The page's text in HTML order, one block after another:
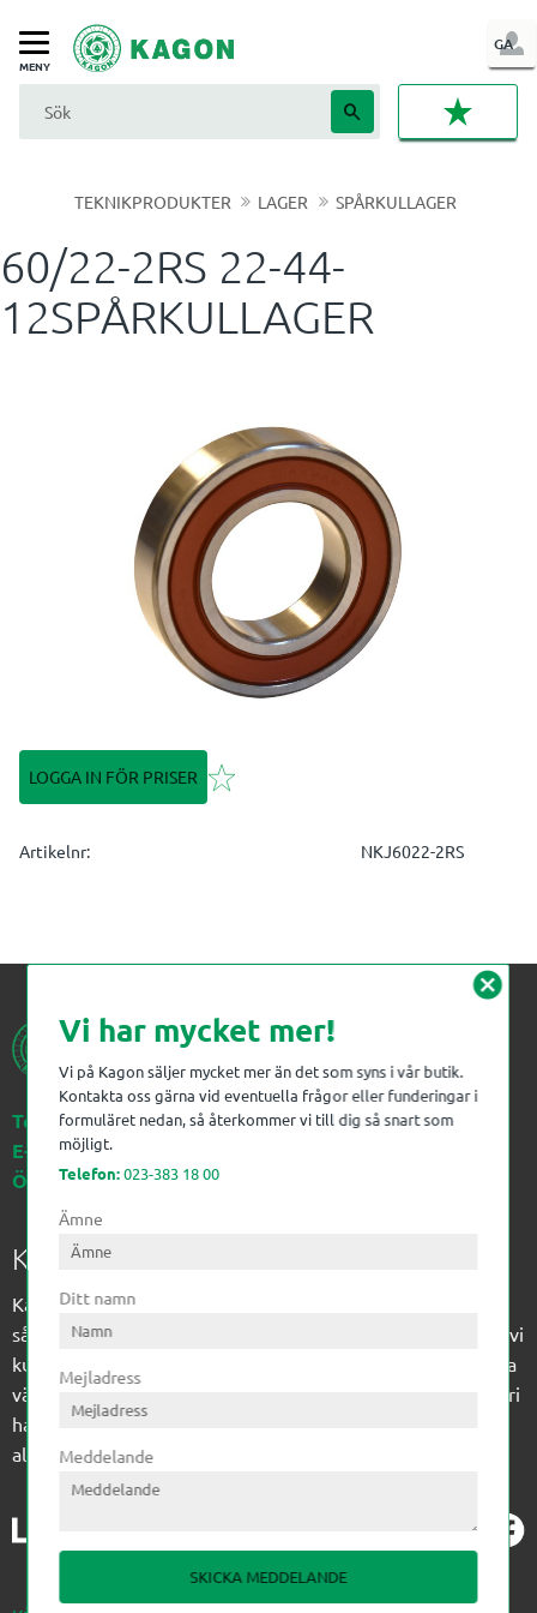
Meny
GA
IN
TEKNIKPRODUKTER LAGER SPÅRKULLAGER
60/22-2RS 22-44-
12SPÅRKULLAGER
LOGGA IN FÖR PRISER Lägg till i favoriter
Artikelnr NKJ6022-2RS
Telefon:023-383 18 00
E-post:kagon@kagon.se
Öppettider:Måndag-Fredag, 07-16
Kagon AB
Kagon har sedan 1972 levererat kompetens till
sågverksindustrin och övrig industri. Till träindustrin tillför vi
kunskap med optimeringslösningar från timmerplanen hela
vägen fram till paketering/emballering och till övrig industri
har vi ett komplement sortiment av teknikprodukter med
allt ifrån slangtillverkning till transmission och lager.
cancel
Vi har mycket mer!
Vi på Kagon säljer mycket mer än det som syns i vår butik.
Kontakta oss gärna vid eventuella frågor eller funderingar i
formuläret nedan, så återkommer vi till dig så snart som
möjligt.
Telefon:023-383 18 00
Ämne
Ditt namn
Mejladress
Meddelande
SKICKA MEDDELANDE